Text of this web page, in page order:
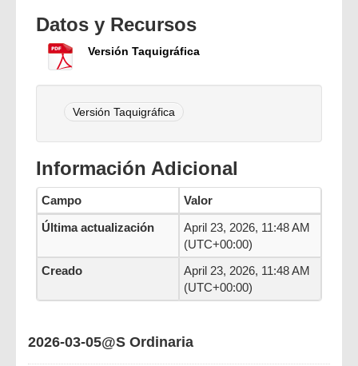
Datos y Recursos
Versión Taquigráfica
Versión Taquigráfica
Información Adicional
Campo
Valor
Última actualización
April 23, 2026, 11:48 AM
(UTC+00:00)
Creado
April 23, 2026, 11:48 AM
(UTC+00:00)
2026-03-05@S Ordinaria